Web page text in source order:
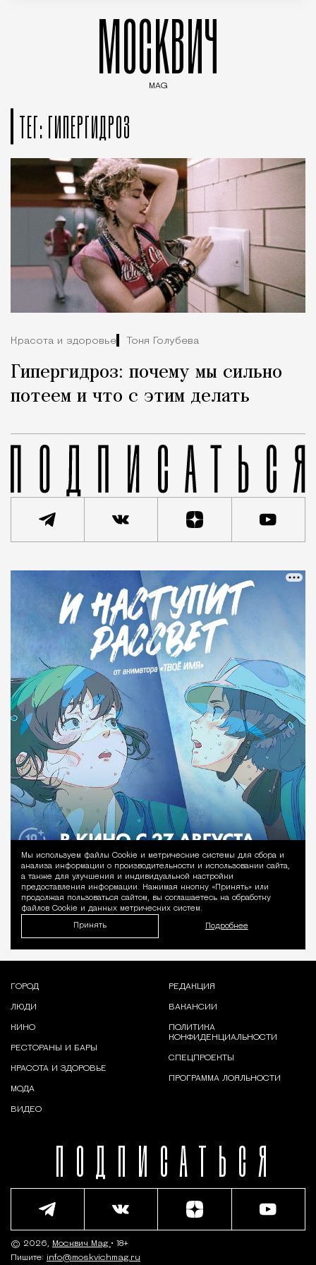
МОСКВИЧ
MAG
ТЕГ: ГИПЕРГИДРОЗ
Красота и здоровье Тоня Голубева
Гипергидроз: почему мы сильно
потеем и что с этим делать
Уведомление
Мы используем файлы Сookie и метрические системы для сбора и
анализа информации о производительности и использовании сайта,
а также для улучшения и индивидуальной настройки
предоставления информации. Нажимая кнопку «Принять» или
продолжая пользоваться сайтом, вы соглашаетесь на обработку
файлов Cookie и данных метрических систем.
Принять Подробнее
ПОДПИСАТЬСЯ
ГОРОД
ЛЮДИ
КИНО
РЕСТОРАНЫ И БАРЫ
КРАСОТА И ЗДОРОВЬЕ
МОДА
ВИДЕО
РЕДАКЦИЯ
ВАКАНСИИ
ПОЛИТИКА
КОНФИДЕНЦИАЛЬНОСТИ
СПЕЦПРОЕКТЫ
ПРОГРАММА ЛОЯЛЬНОСТИ
© 2026, Москвич Mag • 18+
Пишите: info@moskvichmag.ru